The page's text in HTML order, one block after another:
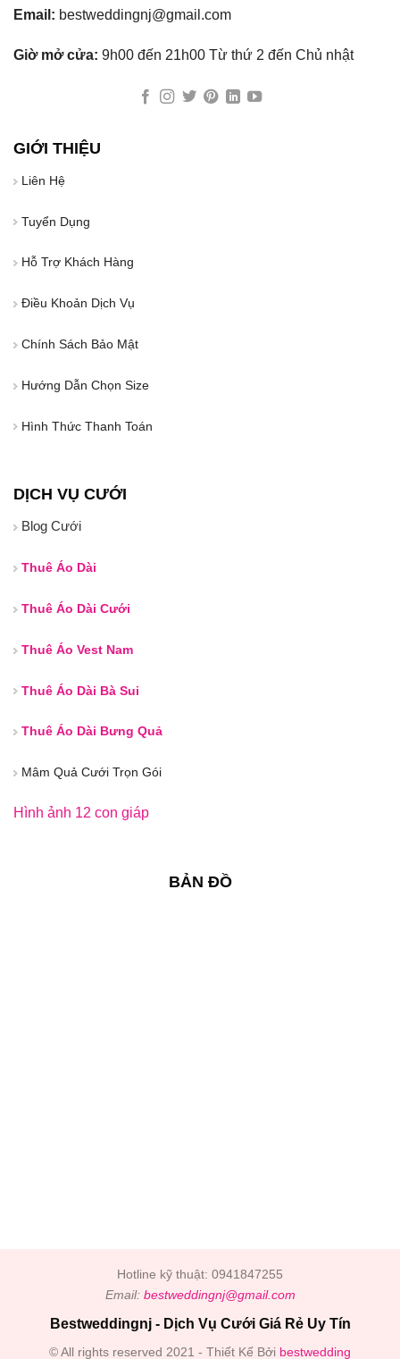
Email: bestweddingnj@gmail.com
Giờ mở cửa: 9h00 đến 21h00 Từ thứ 2 đến Chủ nhật
GIỚI THIỆU
Liên Hệ
Tuyển Dụng
Hỗ Trợ Khách Hàng
Điều Khoản Dịch Vụ
Chính Sách Bảo Mật
Hướng Dẫn Chọn Size
Hình Thức Thanh Toán
DỊCH VỤ CƯỚI
Blog Cưới
Thuê Áo Dài
Thuê Áo Dài Cưới
Thuê Áo Vest Nam
Thuê Áo Dài Bà Sui
Thuê Áo Dài Bưng Quả
Mâm Quả Cưới Trọn Gói
Hình ảnh 12 con giáp
BẢN ĐỒ
Hotline kỹ thuật: 0941847255
Email: bestweddingnj@gmail.com
Bestweddingnj - Dịch Vụ Cưới Giá Rẻ Uy Tín
© All rights reserved 2021 - Thiết Kế Bởi bestwedding